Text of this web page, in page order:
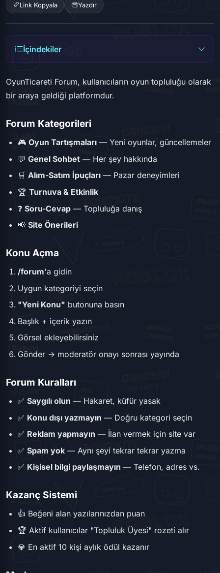
Link Kopyala Yazdır
İçindekiler
OyunTicareti Forum, kullanıcıların oyun topluluğu olarak
bir araya geldiği platformdur.
Forum Kategorileri
🎮 Oyun Tartışmaları — Yeni oyunlar, güncellemeler
💬 Genel Sohbet — Her şey hakkında
🛒 Alım-Satım İpuçları — Pazar deneyimleri
🏆 Turnuva & Etkinlik
❓ Soru-Cevap — Topluluğa danış
📢 Site Önerileri
Konu Açma
/forum'a gidin
Uygun kategoriyi seçin
"Yeni Konu" butonuna basın
Başlık + içerik yazın
Görsel ekleyebilirsiniz
Gönder → moderatör onayı sonrası yayında
Forum Kuralları
✅ Saygılı olun — Hakaret, küfür yasak
✅ Konu dışı yazmayın — Doğru kategori seçin
✅ Reklam yapmayın — İlan vermek için site var
✅ Spam yok — Aynı şeyi tekrar tekrar yazma
✅ Kişisel bilgi paylaşmayın — Telefon, adres vs.
Kazanç Sistemi
👍 Beğeni alan yazılarınızdan puan
🏆 Aktif kullanıcılar "Topluluk Üyesi" rozeti alır
💎 En aktif 10 kişi aylık ödül kazanır